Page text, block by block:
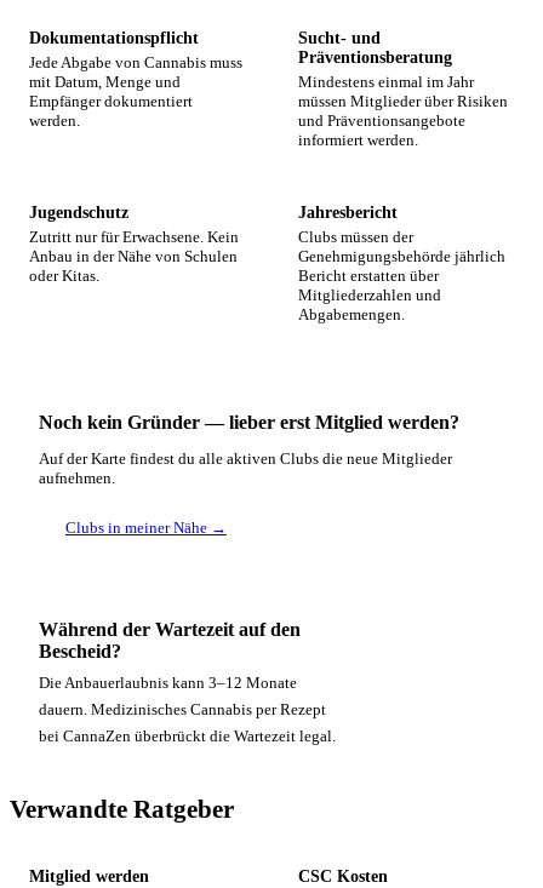
Dokumentationspflicht
Jede Abgabe von Cannabis muss
mit Datum, Menge und
Empfänger dokumentiert
werden.
Sucht- und
Präventionsberatung
Mindestens einmal im Jahr
müssen Mitglieder über Risiken
und Präventionsangebote
informiert werden.
Jugendschutz
Zutritt nur für Erwachsene. Kein
Anbau in der Nähe von Schulen
oder Kitas.
Jahresbericht
Clubs müssen der
Genehmigungsbehörde jährlich
Bericht erstatten über
Mitgliederzahlen und
Abgabemengen.
Noch kein Gründer — lieber erst Mitglied werden?
Auf der Karte findest du alle aktiven Clubs die neue Mitglieder
aufnehmen.
Clubs in meiner Nähe →
Während der Wartezeit auf den
Bescheid?
Die Anbauerlaubnis kann 3–12 Monate
dauern. Medizinisches Cannabis per Rezept
bei CannaZen überbrückt die Wartezeit legal.
Verwandte Ratgeber
Mitglied werden CSC Kosten